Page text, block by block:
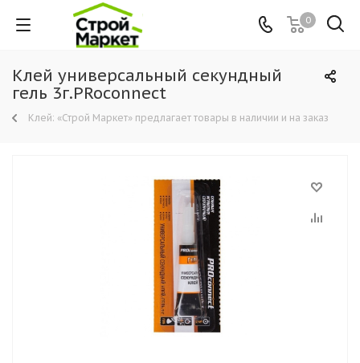
0
Клей универсальный секундный
гель 3г.PRoconnect
Клей: «Строй Маркет» предлагает товары в наличии и на заказ